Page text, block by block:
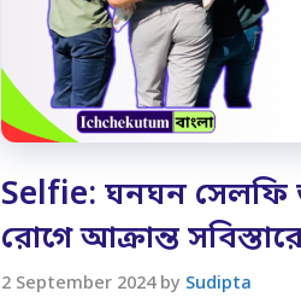
Selfie: ঘনঘন
রোগে আক্রান্ত
2 September 2024 by Sudipta